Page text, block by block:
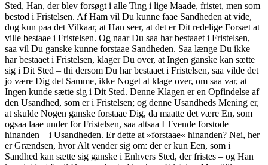
Sted, Han, der blev forsøgt i alle Ting i lige Maade, fristet, men som
bestod i Fristelsen. Af Ham vil Du kunne faae Sandheden at vide,
dog kun paa det Vilkaar, at Han seer, at det er Dit redelige Forsæt at
ville bestaae i Fristelsen. Og naar Du saa har bestaaet i Fristelsen,
saa vil Du ganske kunne forstaae Sandheden. Saa længe Du ikke
har bestaaet i Fristelsen, klager Du over, at Ingen ganske kan sætte
sig i Dit Sted – thi dersom Du har bestaaet i Fristelsen, saa vilde det
jo være Dig det Samme, ikke Noget at klage over, om saa var, at
Ingen kunde sætte sig i Dit Sted. Denne Klagen er en Opfindelse af
den Usandhed, som er i Fristelsen; og denne Usandheds Mening er,
at skulde Nogen ganske forstaae Dig, da maatte det være En, som
ogsaa laae under for Fristelsen, saa altsaa I Tvende forstode
hinanden – i Usandheden. Er dette at »forstaae« hinanden? Nei, her
er Grændsen, hvor Alt vender sig om: der er kun Een, som i
Sandhed kan sætte sig ganske i Enhvers Sted, der fristes – og Han